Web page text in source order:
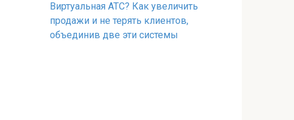
Виртуальная АТС? Как увеличить
продажи и не терять клиентов,
объединив две эти системы